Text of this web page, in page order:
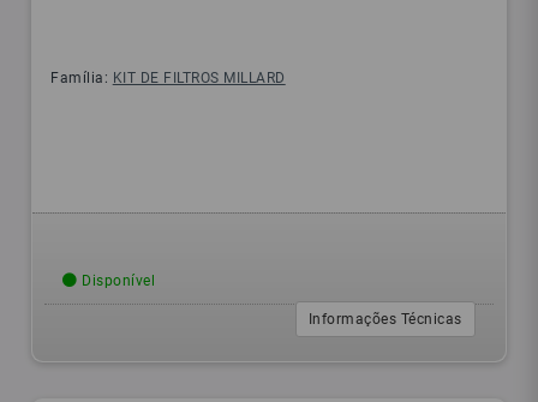
Família: KIT DE FILTROS MILLARD
Disponível
Informações Técnicas